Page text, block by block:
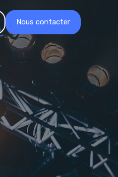
Nous contacter